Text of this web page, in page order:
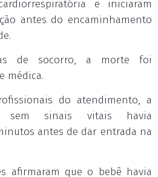
e iniciaram
antes do encaminhamento
de socorro, a morte foi
médica.
do atendimento, a
sem sinais vitais havia
antes de dar entrada na
afirmaram que o bebê havia